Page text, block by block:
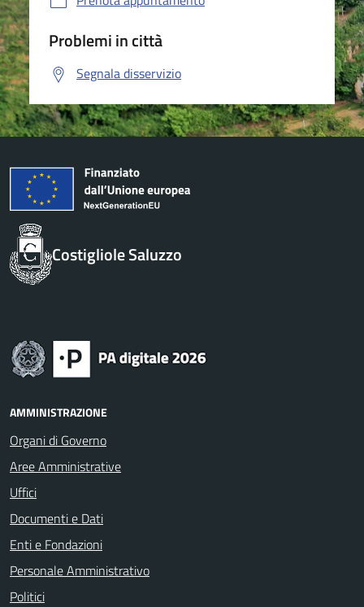
Problemi in città
Segnala disservizio
Costigliole Saluzzo
AMMINISTRAZIONE
Organi di Governo
Aree Amministrative
Uffici
Documenti e Dati
Enti e Fondazioni
Personale Amministrativo
Politici